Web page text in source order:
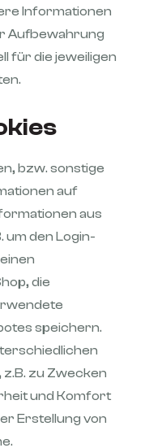
Informationen
Aufbewahrung
für die jeweiligen
bzw. sonstige
auf
aus
um den Login-
die
speichern.
zu Zwecken
und Komfort
Erstellung von